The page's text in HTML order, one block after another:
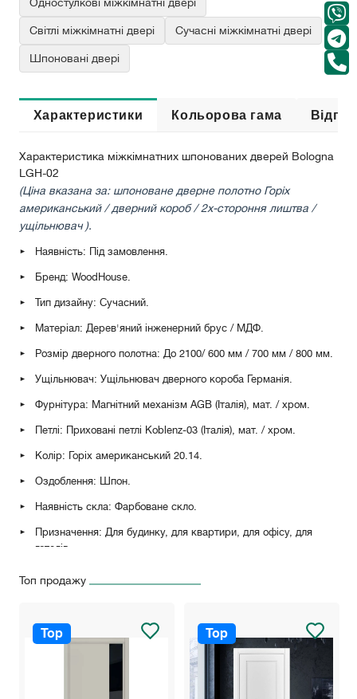
Одностулкові міжкімнатні двері
Світлі міжкімнатні двері Сучасні міжкімнатні двері
Шпоновані двері
Характеристики Кольорова гама
Характеристика міжкімнатних шпонованих дверей Bologna
LGH-02
(Ціна вказана за: шпоноване дверне полотно Горіх
американський/ дверний короб / 2х-стороння лиштва /
ущільнювач ).
Наявність: Під замовлення.
Бренд: WoodHouse.
Тип дизайну: Сучасний.
Матеріал: Дерев'яний інженерний брус / МДФ.
Розмір дверного полотна: До 2100/ 600 мм / 700 мм / 800 мм.
Ущільнювач: Ущільнювач дверного короба Германія.
Фурнітура: Магнітний механізм AGB (Італія), мат. / хром.
Петлі: Приховані петлі Koblenz-03 (Італія), мат. / хром.
Колір: Горіх американський 20.14.
Оздоблення: Шпон.
Наявність скла: Фарбоване скло.
Призначення: Для будинку, для квартири, для офісу, для
готелів.
Додаткові параметри товару:
Фарбування за шкалою RAL/NCS.
Оздоблення за каталогом Єврошпон / Шпон ALPI.
Приховані петлі та магнітний механізм.
Топ продажу
Top Top